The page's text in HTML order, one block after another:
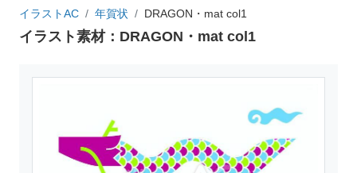
イラストAC 年賀状 DRAGON・mat col1
イラスト素材：DRAGON・mat col1